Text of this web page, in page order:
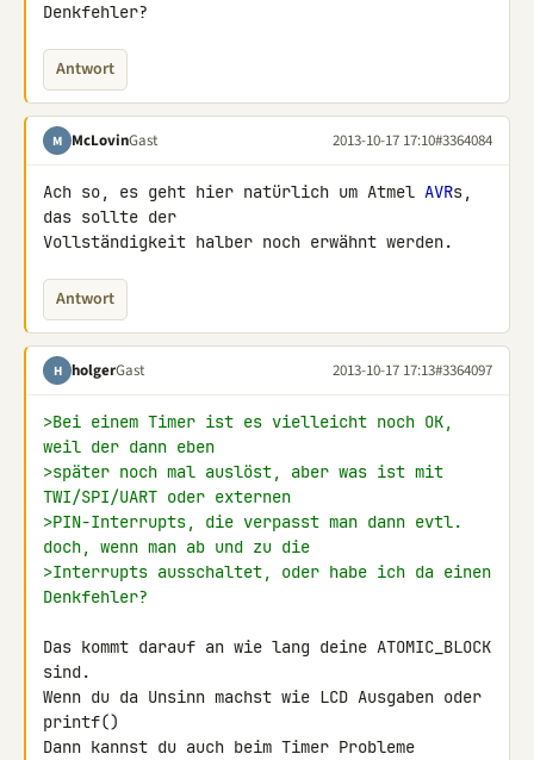
Denkfehler?
Antwort
M McLovinGast 2013-10-17 17:10#3364084
Ach so, es geht hier natürlich um Atmel AVRs,
das sollte der
Vollständigkeit halber noch erwähnt werden.
Antwort
H holgerGast 2013-10-17 17:13#3364097
>Bei einem Timer ist es vielleicht noch OK,
weil der dann eben
>später noch mal auslöst, aber was ist mit
TWI/SPI/UART oder externen
>PIN-Interrupts, die verpasst man dann evtl.
doch, wenn man ab und zu die
>Interrupts ausschaltet, oder habe ich da einen
Denkfehler?
Das kommt darauf an wie lang deine ATOMIC_BLOCK
sind.
Wenn du da Unsinn machst wie LCD Ausgaben oder
printf()
Dann kannst du auch beim Timer Probleme